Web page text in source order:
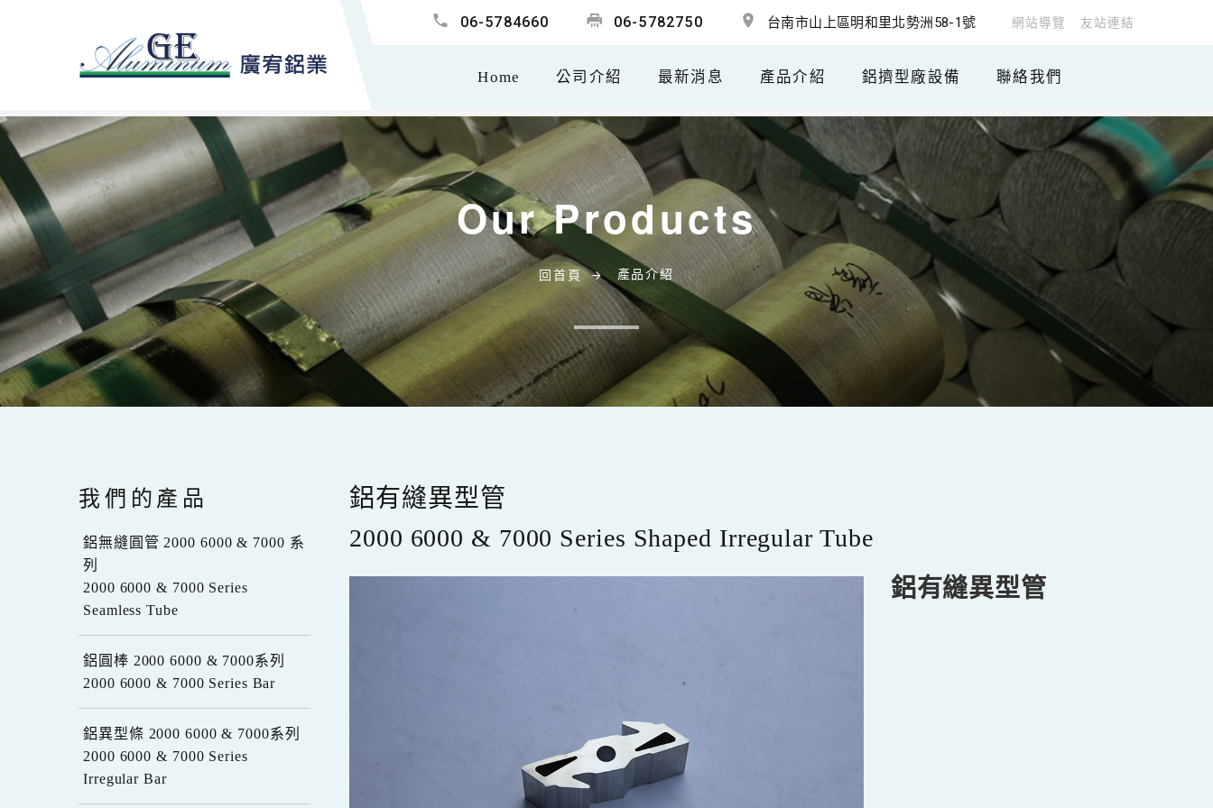
06-5784660 06-5782750 台南市山上區明和里北勢洲58-1號 網站導覽 友站連結
Home 公司介紹 最新消息 產品介紹 鋁擠型廠設備 聯絡我們
Our Products
回首頁 產品介紹
我們的產品
鋁無縫圓管 2000 6000 & 7000 系
列
2000 6000 & 7000 Series
Seamless Tube
鋁圓棒 2000 6000 & 7000系列
2000 6000 & 7000 Series Bar
鋁異型條 2000 6000 & 7000系列
2000 6000 & 7000 Series
Irregular Bar
鋁有縫異型管
2000 6000 & 7000 Series Shaped Irregular Tube
鋁有縫異型管